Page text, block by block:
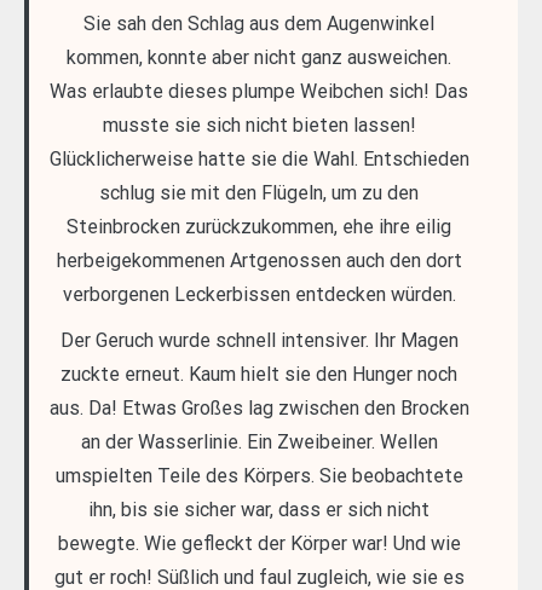
Sie sah den Schlag aus dem Augenwinkel
kommen, konnte aber nicht ganz ausweichen.
Was erlaubte dieses plumpe Weibchen sich! Das
musste sie sich nicht bieten lassen!
Glücklicherweise hatte sie die Wahl. Entschieden
schlug sie mit den Flügeln, um zu den
Steinbrocken zurückzukommen, ehe ihre eilig
herbeigekommenen Artgenossen auch den dort
verborgenen Leckerbissen entdecken würden.
Der Geruch wurde schnell intensiver. Ihr Magen
zuckte erneut. Kaum hielt sie den Hunger noch
aus. Da! Etwas Großes lag zwischen den Brocken
an der Wasserlinie. Ein Zweibeiner. Wellen
umspielten Teile des Körpers. Sie beobachtete
ihn, bis sie sicher war, dass er sich nicht
bewegte. Wie gefleckt der Körper war! Und wie
gut er roch! Süßlich und faul zugleich, wie sie es